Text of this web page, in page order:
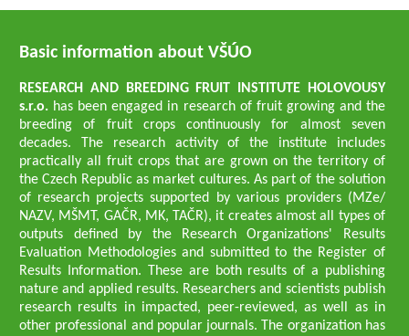
Basic information about VŠÚO
RESEARCH AND BREEDING FRUIT INSTITUTE HOLOVOUSY
s.r.o. has been engaged in research of fruit growing and the
breeding of fruit crops continuously for almost seven
decades. The research activity of the institute includes
practically all fruit crops that are grown on the territory of
the Czech Republic as market cultures. As part of the solution
of research projects supported by various providers (MZe/
NAZV, MŠMT, GAČR, MK, TAČR), it creates almost all types of
outputs defined by the Research Organizations' Results
Evaluation Methodologies and submitted to the Register of
Results Information. These are both results of a publishing
nature and applied results. Researchers and scientists publish
research results in impacted, peer-reviewed, as well as in
other professional and popular journals. The organization has